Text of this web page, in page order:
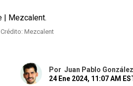
Crédito: Mezcalent
Por Juan Pablo González
24 Ene 2024, 11:07 AM